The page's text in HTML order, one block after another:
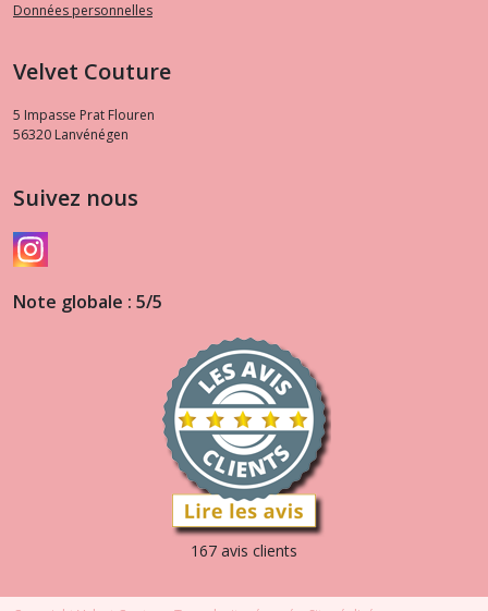
Données personnelles
Velvet Couture
5 Impasse Prat Flouren
56320 Lanvénégen
Suivez nous
Note globale : 5/5
167 avis clients